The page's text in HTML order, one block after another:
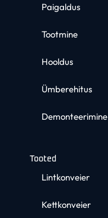
Paigaldus
Tootmine
Hooldus
Ümberehitus
Demonteerimine
Tooted
Lintkonveier
Kettkonveier